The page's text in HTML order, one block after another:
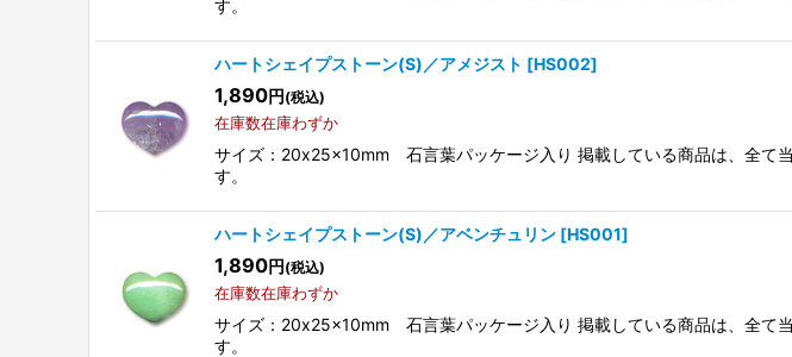
す。
ハートシェイプストーン(S)／アメジスト [HS002]
1,890円 (税込)
在庫数在庫わずか
サイズ：20x25x10mm 石言葉パッケージ入り 掲載している商品は、全て
す。
ハートシェイプストーン(S)／アベンチュリン [HS001]
1,890円 (税込)
在庫数在庫わずか
サイズ：20x25x10mm 石言葉パッケージ入り 掲載している商品は、全て
す。